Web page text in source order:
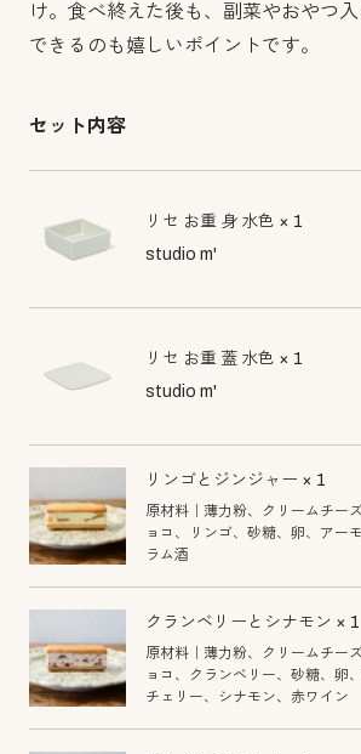
け。食べ終えた後も、副菜やおやつ
できるのも嬉しいポイントです。
セット内容
リセ お重 身 水色 × 1
studio m'
リセ お重 蓋 水色 × 1
studio m'
リンゴとジンジャー × 1
原材料｜薄力粉、クリームチー
ョコ、リンゴ、砂糖、卵、アー
ラム酒
クランベリーとシナモン × 1
原材料｜薄力粉、クリームチー
ョコ、クランベリー、砂糖、卵
チェリー、シナモン、赤ワイン